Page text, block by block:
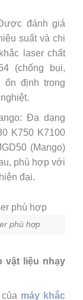
đánh giá
suất và chi
laser chất
(chống bụi,
ổn định trong
Đa dạng
K750 K7100
(Mango)
phù hợp với
đại.
phù hợp
vật liệu nhạy
máy khắc